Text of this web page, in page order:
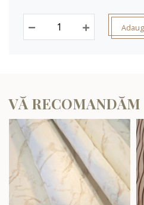
VĂ RECOMANDĂM